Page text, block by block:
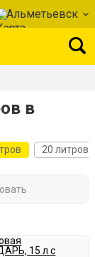
Альметьевск
в
20 литров